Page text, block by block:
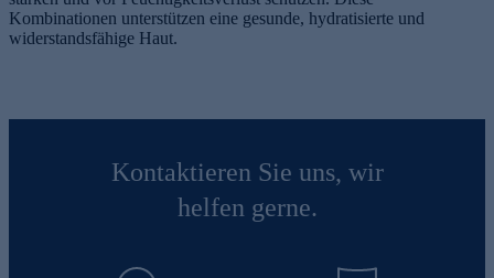
Kombinationen unterstützen eine gesunde, hydratisierte und
widerstandsfähige Haut.
Kontaktieren Sie uns, wir
helfen gerne.